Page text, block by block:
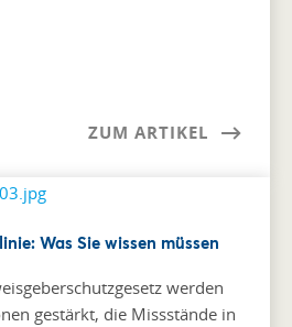
ZUM ARTIKEL
Was Sie wissen müssen
werden
gestärkt, die Missstände in